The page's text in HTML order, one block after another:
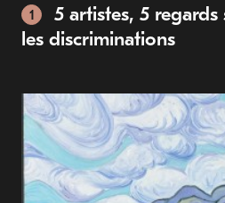
1
5 artistes, 5 regards
les discriminations